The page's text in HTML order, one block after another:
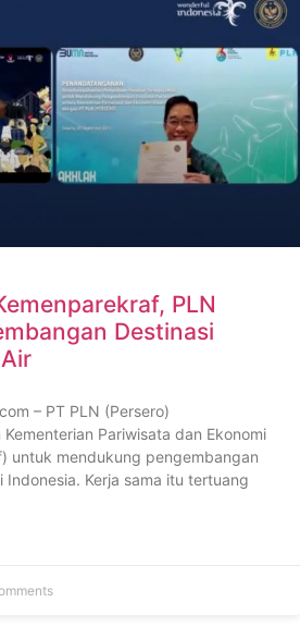
PLN
Destinasi
– PT PLN (Persero)
Pariwisata dan Ekonomi
untuk mendukung pengembangan
Kerja sama itu tertuang